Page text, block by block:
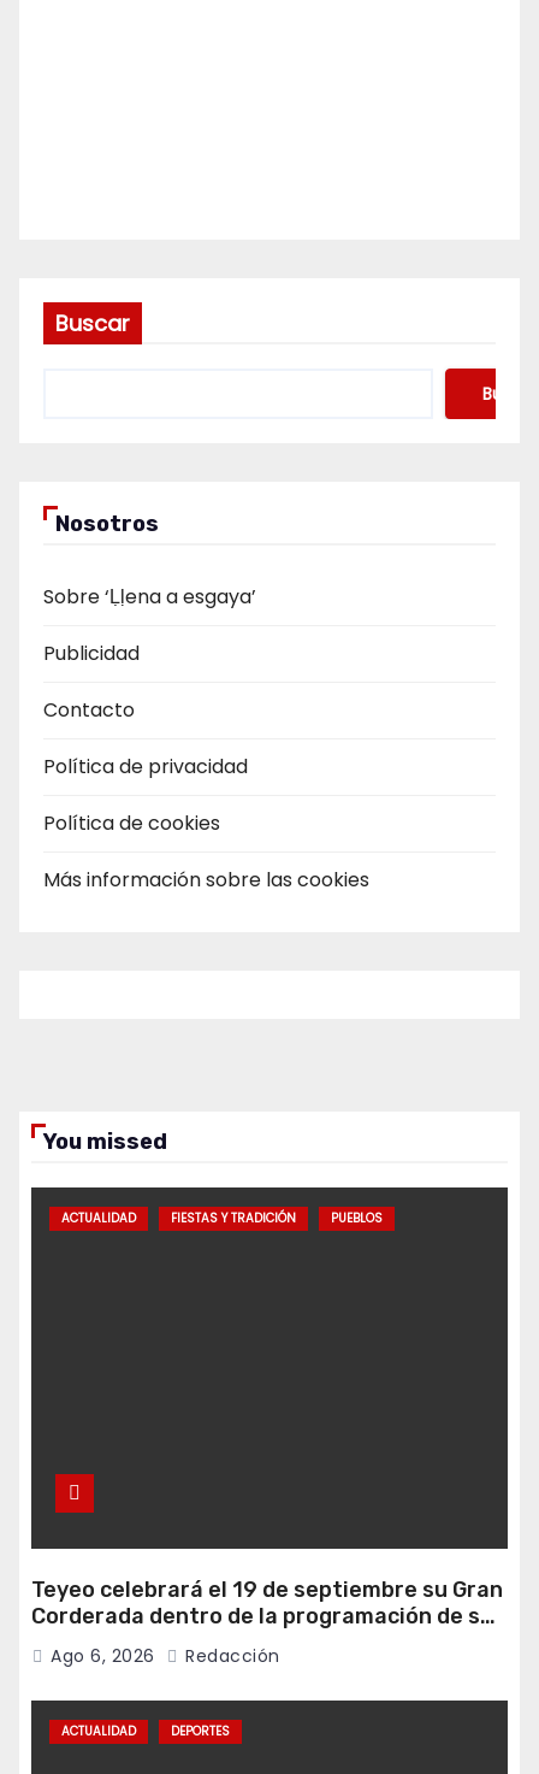
Buscar
Buscar
Nosotros
Sobre ‘Ḷḷena a esgaya’
Publicidad
Contacto
Política de privacidad
Política de cookies
Más información sobre las cookies
You missed
ACTUALIDAD FIESTAS Y TRADICIÓN PUEBLOS
Teyeo celebrará el 19 de septiembre su Gran
Corderada dentro de la programación de sus
fiestas
Ago 6, 2026 Redacción
ACTUALIDAD DEPORTES